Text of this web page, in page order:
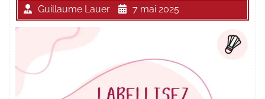
Guillaume Lauer 7 mai 2025